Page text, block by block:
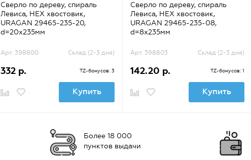
Сверло по дереву, спираль
Левиса, HEX хвостовик,
URAGAN 29465-235-20,
d=20х235мм
Арт. 398800 Склад (2-3 дня)
332 р. TZ-бонусов: 3
Купить
Сверло по дереву, спираль
Левиса, HEX хвостовик,
URAGAN 29465-235-08,
d=8х235мм
Арт. 398803 Склад (2-3 дня)
142.20 р. TZ-бонусов: 1
Купить
Более 18 000
пунктов выдачи